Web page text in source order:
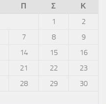
Π Σ
Κ
1
2
7 8
9
14 15
16
21 22
23
28 29
30